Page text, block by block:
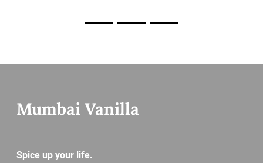
Mumbai Vanilla
Spice up your life.